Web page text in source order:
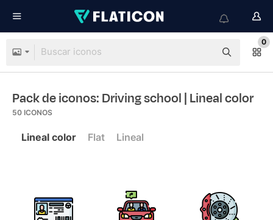
0
Pack de iconos: Driving school | Lineal color
50 ICONOS
Lineal color Flat Lineal